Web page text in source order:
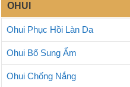
OHUI
Ohui Phục Hồi Làn Da
Ohui Bổ Sung Ẩm
Ohui Chống Nắng